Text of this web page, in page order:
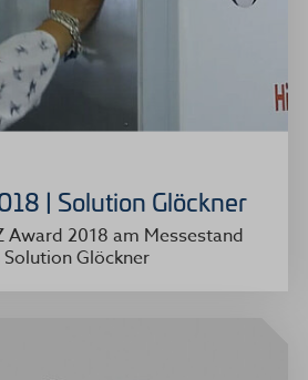
| Solution Glöckner
Award 2018 am Messestand
Glöckner